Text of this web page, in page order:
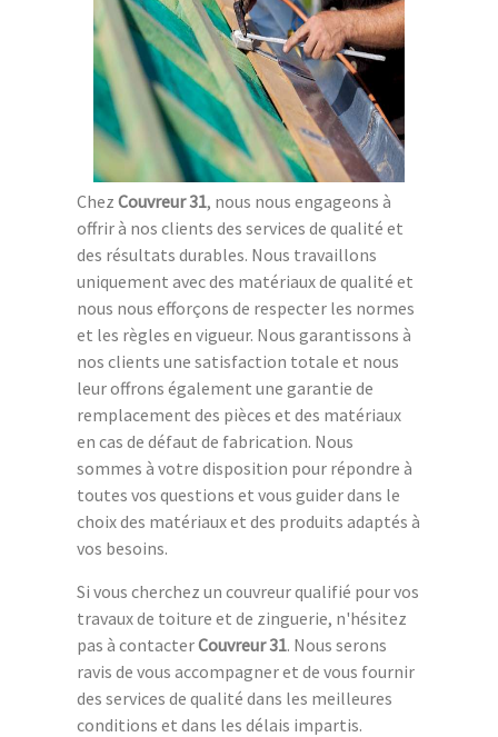
Chez Couvreur 31, nous nous engageons à
offrir à nos clients des services de qualité et
des résultats durables. Nous travaillons
uniquement avec des matériaux de qualité et
nous nous efforçons de respecter les normes
et les règles en vigueur. Nous garantissons à
nos clients une satisfaction totale et nous
leur offrons également une garantie de
remplacement des pièces et des matériaux
en cas de défaut de fabrication. Nous
sommes à votre disposition pour répondre à
toutes vos questions et vous guider dans le
choix des matériaux et des produits adaptés à
vos besoins.
Si vous cherchez un couvreur qualifié pour vos
travaux de toiture et de zinguerie, n'hésitez
pas à contacterCouvreur 31. Nous serons
ravis de vous accompagner et de vous fournir
des services de qualité dans les meilleures
conditions et dans les délais impartis.